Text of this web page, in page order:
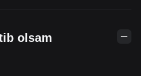
olsam